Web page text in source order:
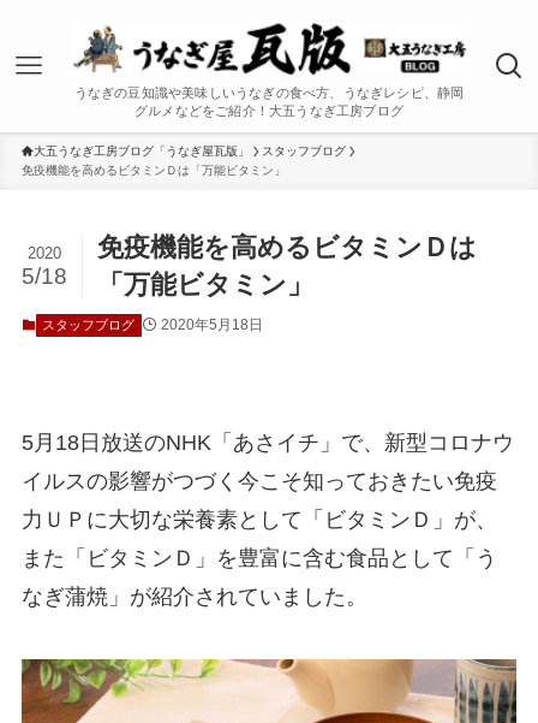
うなぎの豆知識や美味しいうなぎの食べ方、うなぎレシピ、静岡
グルメなどをご紹介！大五うなぎ工房ブログ
大五うなぎ工房ブログ「うなぎ屋瓦版」
スタッフブログ
免疫機能を高めるビタミンＤは「万能ビタミン」
免疫機能を高めるビタミンＤは
「万能ビタミン」
2020
5/18
スタッフブログ 2020年5月18日
5月18日放送のNHK「あさイチ」で、新型コロナウ
イルスの影響がつづく今こそ知っておきたい免疫
力ＵＰに大切な栄養素として「ビタミンＤ」が、
また「ビタミンＤ」を豊富に含む食品として「う
なぎ蒲焼」が紹介されていました。